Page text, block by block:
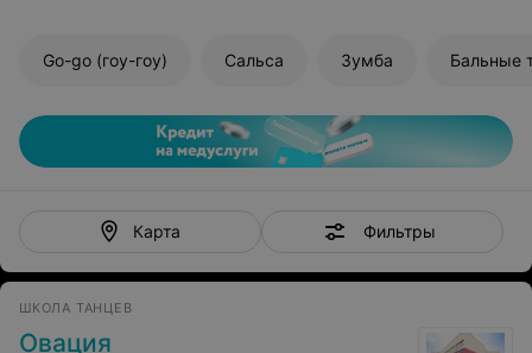
Go-go (гоу-гоу) Сальса Зумба Бальные
Карта Фильтры
ШКОЛА ТАНЦЕВ
Овация